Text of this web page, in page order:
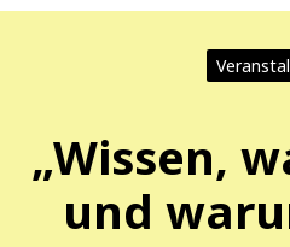
„Wissen,
und